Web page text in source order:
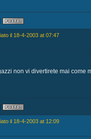
il 18-4-2003 at 07:47
non vi divertirete mai come
il 18-4-2003 at 12:09